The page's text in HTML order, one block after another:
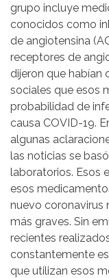
grupo incluye
conocidos como
de angiotensina
receptores de
dijeron que habían
sociales que esos
probabilidad de
causa COVID-19.
algunas
las noticias se
laboratorios. Esos
esos
nuevo coronavirus
más graves. Sin
recientes
constantemente
que utilizan esos